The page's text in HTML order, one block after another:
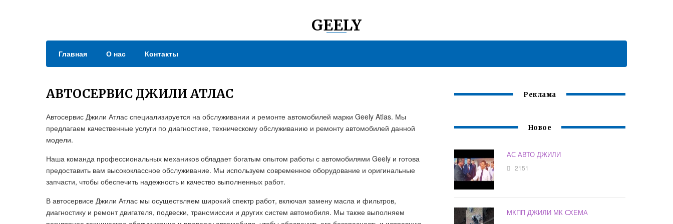
GEELY
Главная О нас Контакты
АВТОСЕРВИС ДЖИЛИ АТЛАС
Автосервис Джили Атлас специализируется на обслуживании и ремонте автомобилей марки Geely Atlas. Мы
предлагаем качественные услуги по диагностике, техническому обслуживанию и ремонту автомобилей данной
модели.
Наша команда профессиональных механиков обладает богатым опытом работы с автомобилями Geely и готова
предоставить вам высококлассное обслуживание. Мы используем современное оборудование и оригинальные
запчасти, чтобы обеспечить надежность и качество выполненных работ.
В автосервисе Джили Атлас мы осуществляем широкий спектр работ, включая замену масла и фильтров,
диагностику и ремонт двигателя, подвески, трансмиссии и других систем автомобиля. Мы также выполняем
Реклама
Новое
АС АВТО ДЖИЛИ
2151
МКПП ДЖИЛИ МК СХЕМА